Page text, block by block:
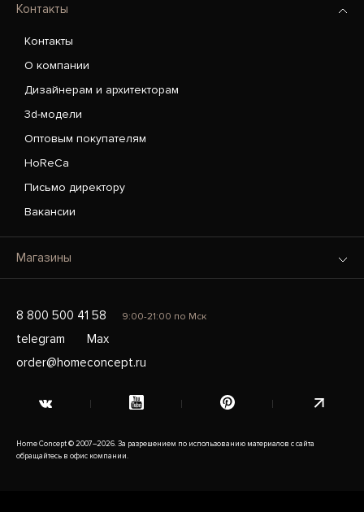
Контакты
Контакты
О компании
Дизайнерам и архитекторам
3d-модели
Оптовым покупателям
HoReCa
Письмо директору
Вакансии
Магазины
8 800 500 41 58 9:00-21:00 по Мск
telegram
Max
order@homeconcept.ru
Home Concept © 2007–2026. За разрешением по использованию материалов с сайта
обращайтесь в офис компании.